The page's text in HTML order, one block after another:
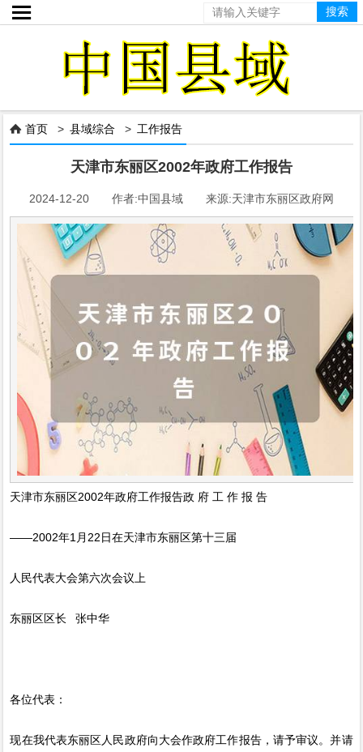

 首页 >县域综合 > 工作报告
天津市东丽区2002年政府工作报告
2024-12-20 作者:中国县域 来源:天津市东丽区政府网
天津市东丽区2002年政府工作报告政 府 工 作 报 告
——2002年1月22日在天津市东丽区第十三届
人民代表大会第六次会议上
东丽区区长 张中华
各位代表：
现在我代表东丽区人民政府向大会作政府工作报告，请予审议。并请